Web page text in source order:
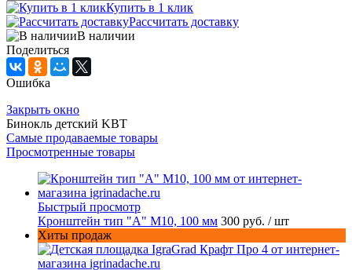
Купить в 1 клик
Рассчитать доставку
В наличии
Поделиться
Ошибка
Закрыть окно
Бинокль детский KBT
Самые продаваемые товары
Просмотренные товары
Быстрый просмотр
Кронштейн тип "A" M10, 100 мм 300 руб. / шт
Хиты продаж